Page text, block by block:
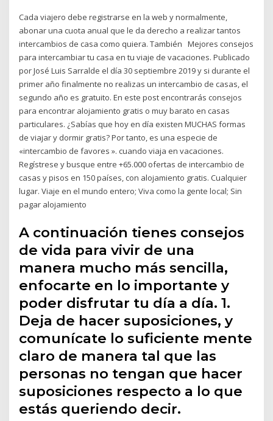
Cada viajero debe registrarse en la web y normalmente,
abonar una cuota anual que le da derecho a realizar tantos
intercambios de casa como quiera. También Mejores consejos
para intercambiar tu casa en tu viaje de vacaciones. Publicado
por José Luis Sarralde el día 30 septiembre 2019 y si durante el
primer año finalmente no realizas un intercambio de casas, el
segundo año es gratuito. En este post encontrarás consejos
para encontrar alojamiento gratis o muy barato en casas
particulares. ¿Sabías que hoy en día existen MUCHAS formas
de viajar y dormir gratis? Por tanto, es una especie de
«intercambio de favores ». cuando viaja en vacaciones.
Regístrese y busque entre +65.000 ofertas de intercambio de
casas y pisos en 150 países, con alojamiento gratis. Cualquier
lugar. Viaje en el mundo entero; Viva como la gente local; Sin
pagar alojamiento
A continuación tienes consejos
de vida para vivir de una
manera mucho más sencilla,
enfocarte en lo importante y
poder disfrutar tu día a día. 1.
Deja de hacer suposiciones, y
comunícate lo suficiente mente
claro de manera tal que las
personas no tengan que hacer
suposiciones respecto a lo que
estás queriendo decir.